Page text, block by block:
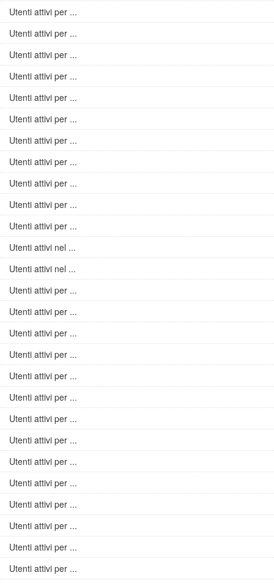
Utenti attivi per ...
Utenti attivi per ...
Utenti attivi per ...
Utenti attivi per ...
Utenti attivi per ...
Utenti attivi per ...
Utenti attivi per ...
Utenti attivi per ...
Utenti attivi per ...
Utenti attivi per ...
Utenti attivi per ...
Utenti attivi nel ...
Utenti attivi nel ...
Utenti attivi per ...
Utenti attivi per ...
Utenti attivi per ...
Utenti attivi per ...
Utenti attivi per ...
Utenti attivi per ...
Utenti attivi per ...
Utenti attivi per ...
Utenti attivi per ...
Utenti attivi per ...
Utenti attivi per ...
Utenti attivi per ...
Utenti attivi per ...
Utenti attivi per ...